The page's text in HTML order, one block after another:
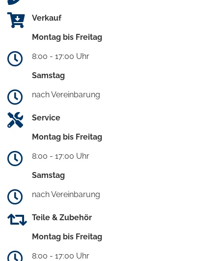
Verkauf
Montag bis Freitag
8:00 - 17:00 Uhr
Samstag
nach Vereinbarung
Service
Montag bis Freitag
8:00 - 17:00 Uhr
Samstag
nach Vereinbarung
Teile & Zubehör
Montag bis Freitag
8:00 - 17:00 Uhr